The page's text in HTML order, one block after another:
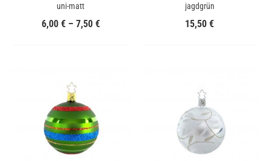
uni-matt
6,00 €– 7,50 €
jagdgrün
15,50 €